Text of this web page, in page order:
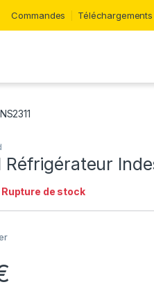
Commandes Téléchargements
Réfrigérateur
Rupture de stock